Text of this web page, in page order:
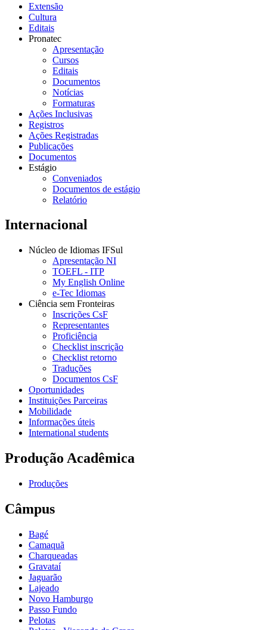
Extensão
Cultura
Editais
Pronatec
Apresentação
Cursos
Editais
Documentos
Notícias
Formaturas
Ações Inclusivas
Registros
Ações Registradas
Publicações
Documentos
Estágio
Conveniados
Documentos de estágio
Relatório
Internacional
Núcleo de Idiomas IFSul
Apresentação NI
TOEFL - ITP
My English Online
e-Tec Idiomas
Ciência sem Fronteiras
Inscrições CsF
Representantes
Proficiência
Checklist inscrição
Checklist retorno
Traduções
Documentos CsF
Oportunidades
Instituições Parceiras
Mobilidade
Informações úteis
International students
Produção Acadêmica
Produções
Câmpus
Bagé
Camaquã
Charqueadas
Gravataí
Jaguarão
Lajeado
Novo Hamburgo
Passo Fundo
Pelotas